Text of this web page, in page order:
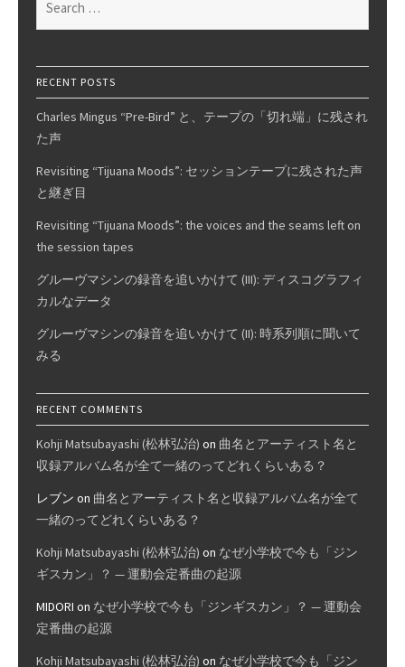
for:
RECENT POSTS
Charles Mingus “Pre-Bird” と、テープの「切れ端」に残され
た声
Revisiting “Tijuana Moods”: セッションテープに残された声
と継ぎ目
Revisiting “Tijuana Moods”: the voices and the seams left on
the session tapes
グルーヴマシンの録音を追いかけて (III): ディスコグラフィ
カルなデータ
グルーヴマシンの録音を追いかけて (II): 時系列順に聞いて
みる
RECENT COMMENTS
Kohji Matsubayashi (松林弘治) on 曲名とアーティスト名と
収録アルバム名が全て一緒のってどれくらいある？
レブン on 曲名とアーティスト名と収録アルバム名が全て
一緒のってどれくらいある？
Kohji Matsubayashi (松林弘治) on なぜ小学校で今も「ジン
ギスカン」？ — 運動会定番曲の起源
MIDORI on なぜ小学校で今も「ジンギスカン」？ — 運動会
定番曲の起源
Kohji Matsubayashi (松林弘治) on なぜ小学校で今も「ジン